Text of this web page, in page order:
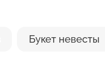
Букет невесты